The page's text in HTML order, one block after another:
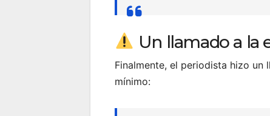
Un llamado a la
Finalmente, el periodista hizo
mínimo: